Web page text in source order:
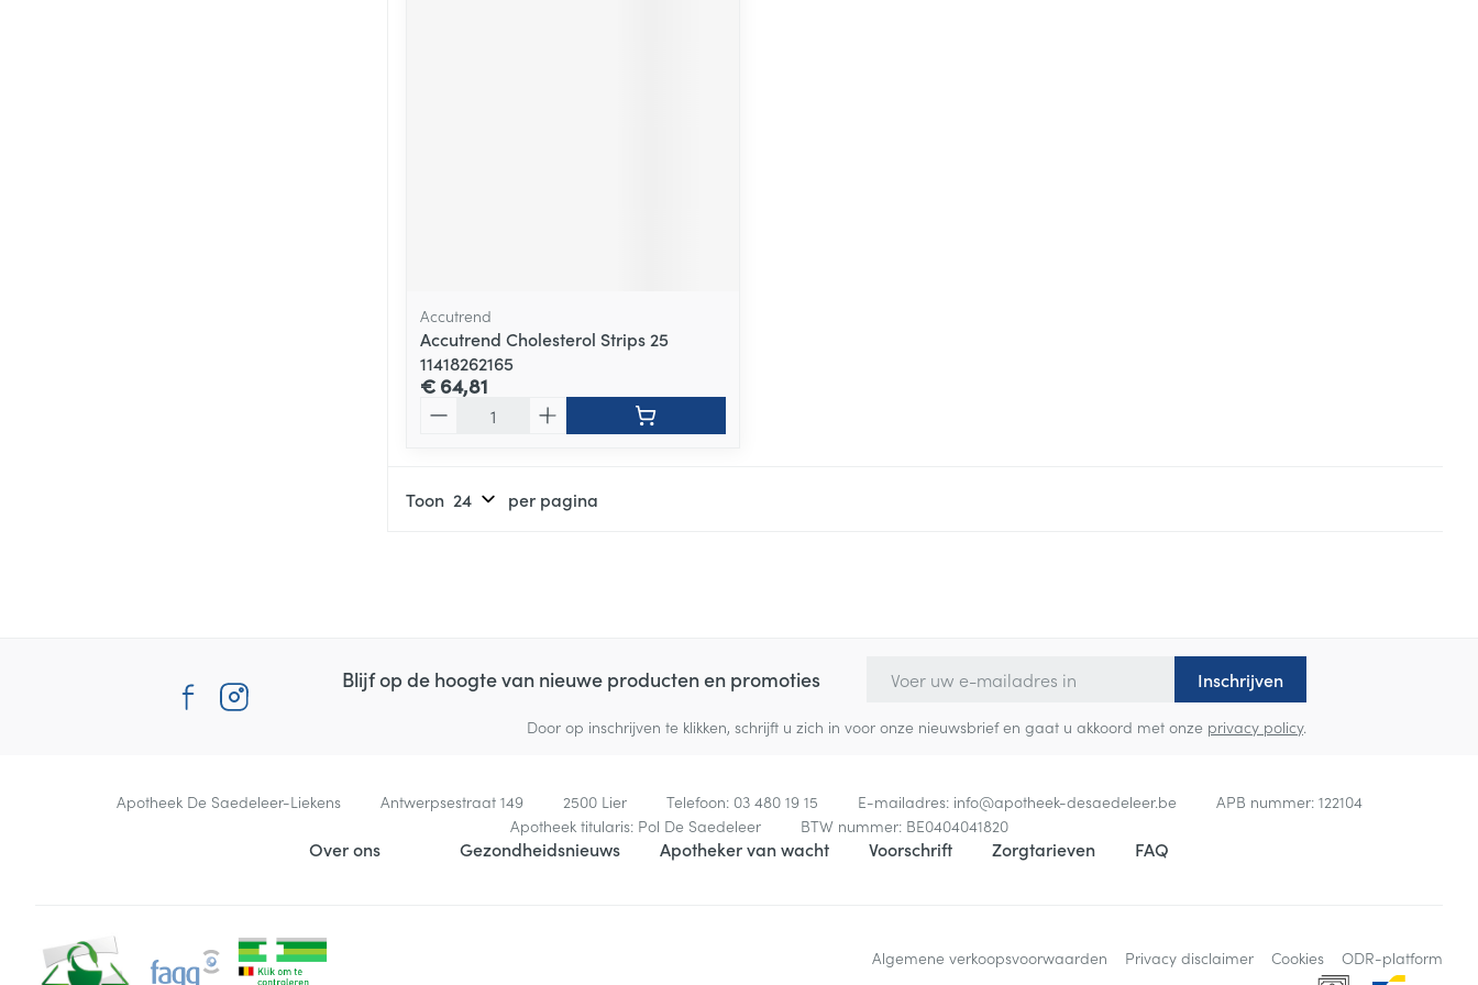
Accutrend
Accutrend Cholesterol Strips 25
11418262165
€ 64,81
Toon per pagina
Blijf op de hoogte van nieuwe producten en promoties Inschrijven
Door op inschrijven te klikken, schrijft u zich in voor onze nieuwsbrief en gaat u akkoord met onze privacy policy.
Contacteer ons
Apotheek De Saedeleer-Liekens Antwerpsestraat 149 2500 Lier Telefoon: 03 480 19 15 E-mailadres: info@apotheek-desaedeleer.be APB nummer: 122104
Apotheek titularis: Pol De Saedeleer BTW nummer: BE0404041820
Over ons Gezondheidsnieuws Apotheker van wacht Voorschrift Zorgtarieven FAQ
Algemene verkoopsvoorwaarden Privacy disclaimer Cookies ODR-platform